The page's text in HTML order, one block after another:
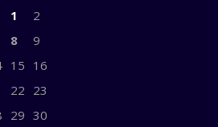
1
2
8
9
15 16
22 23
29 30